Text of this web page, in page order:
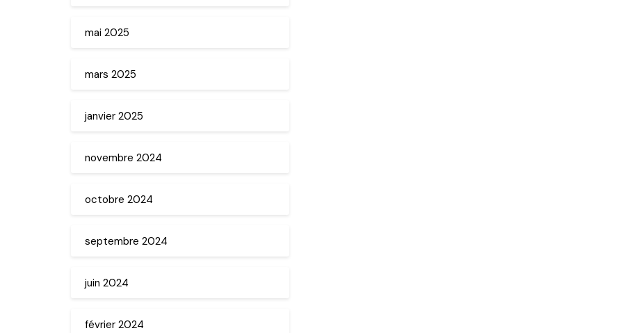
mai 2025
mars 2025
janvier 2025
novembre 2024
octobre 2024
septembre 2024
juin 2024
février 2024